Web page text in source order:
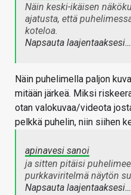
Näin keski-ikäisen
ajatusta, että
koteloa.
Napsauta laajentaaksesi…
Näin puhelimella paljon
mitään järkeä. Miksi
otan valokuvaa/videota
pelkkä puhelin, niin siihen
apinavesi sanoi
ja sitten pitäisi
purkkaviritelmä näytön
Napsauta laajentaaksesi…